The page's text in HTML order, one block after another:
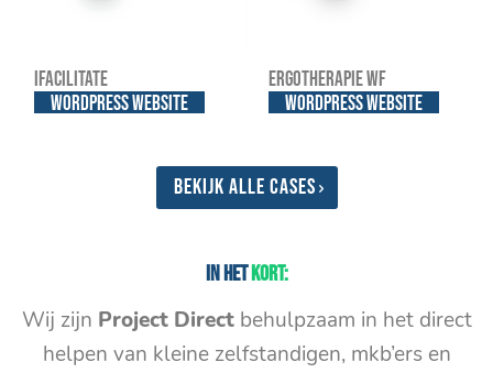
iFacilitate
WordPress website
Ergotherapie WF
WordPress website
Bekijk alle cases
In hetkort:
Wij zijn Project Direct behulpzaam in het direct
helpen van kleine zelfstandigen, mkb’ers en